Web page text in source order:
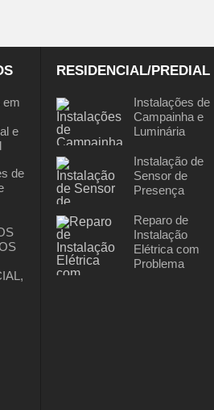
em
e
de
RESIDENCIAL/PREDIAL
Instalações de
Campainha e
Luminária
Instalação de
Sensor de
Presença
Reparo de
Instalação
Elétrica com
Problema